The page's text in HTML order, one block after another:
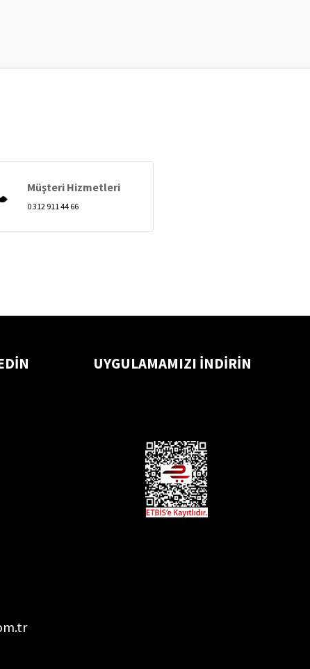
Müşteri Hizmetleri
0 312 911 44 66
UYGULAMAMIZI İNDİRİN